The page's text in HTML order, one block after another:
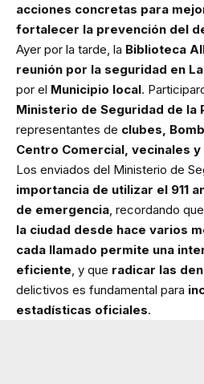
acciones concretas para
fortalecer la prevención del
Ayer por la tarde, la Biblioteca
reunión por la seguridad en
por el Municipio local.
Ministerio de Seguridad de la
representantes de clubes,
Centro Comercial, vecinales
Los enviados del Ministerio de
importancia de utilizar el 911
de emergencia , recordando
la ciudad desde hace varios
cada llamado permite una
eficiente , y que radicar las
delictivos es fundamental para
estadísticas oficiales.